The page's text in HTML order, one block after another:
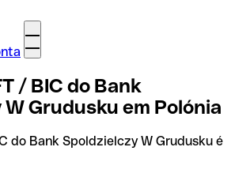
/ BIC do Bank
Grudusku em Polónia
do Bank Spoldzielczy W Grudusku é